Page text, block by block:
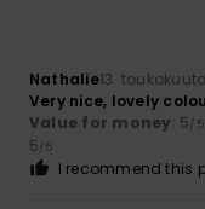
Nathalie13.
Very nice, lovely
Value for money: 5/5
5/5
I recommend this